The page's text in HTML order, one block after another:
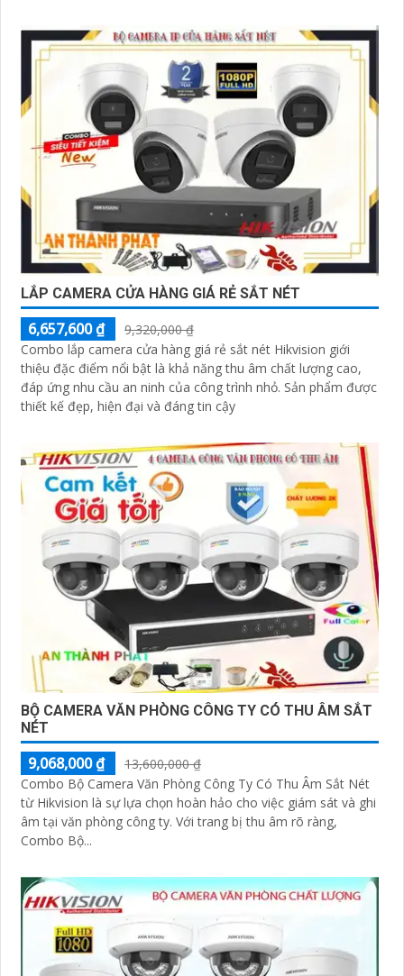
LẮP CAMERA CỬA HÀNG GIÁ RẺ SẮT NÉT
6,657,600 ₫
9,320,000 ₫
Combo lắp camera cửa hàng giá rẻ sắt nét Hikvision giới
thiệu đặc điểm nổi bật là khả năng thu âm chất lượng cao,
đáp ứng nhu cầu an ninh của công trình nhỏ. Sản phẩm được
thiết kế đẹp, hiện đại và đáng tin cậy
BỘ CAMERA VĂN PHÒNG CÔNG TY CÓ THU ÂM SẮT
NÉT
9,068,000 ₫
13,600,000 ₫
Combo Bộ Camera Văn Phòng Công Ty Có Thu Âm Sắt Nét
từ Hikvision là sự lựa chọn hoàn hảo cho việc giám sát và ghi
âm tại văn phòng công ty. Với trang bị thu âm rõ ràng,
Combo Bộ...